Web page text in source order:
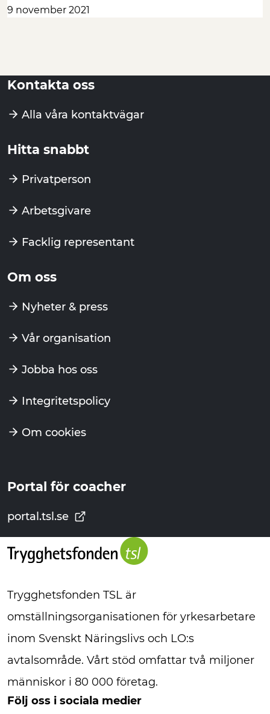
9 november 2021
Kontakta oss
Alla våra kontaktvägar
Hitta snabbt
Privatperson
Arbetsgivare
Facklig representant
Om oss
Nyheter & press
Vår organisation
Jobba hos oss
Integritetspolicy
Om cookies
Portal för coacher
portal.tsl.se
Trygghetsfonden TSL är
omställningsorganisationen för yrkesarbetare
inom Svenskt Näringslivs och LO:s
avtalsområde. Vårt stöd omfattar två miljoner
människor i 80 000 företag.
Följ oss i sociala medier